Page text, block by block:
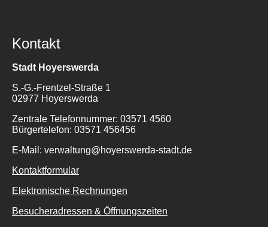
Kontakt
Stadt Hoyerswerda
S.-G.-Frentzel-Straße 1
02977 Hoyerswerda
Zentrale Telefonnummer: 03571 4560
Bürgertelefon: 03571 456456
E-Mail: verwaltung@hoyerswerda-stadt.de
Kontaktformular
Elektronische Rechnungen
Besucheradressen & Öffnungszeiten